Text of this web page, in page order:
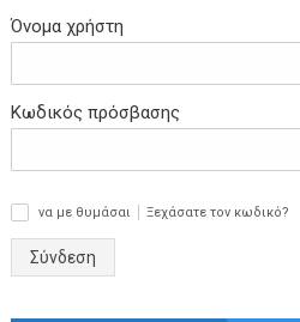
Όνομα χρήστη
Κωδικός πρόσβασης
να με θυμάσαι Ξεχάσατε τον κωδικό?
Σύνδεση